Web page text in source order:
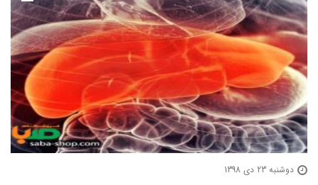
دوشنبه 23 دی 1398